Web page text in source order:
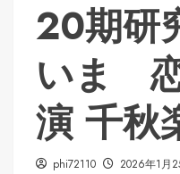
20期研
いま
演 千秋
phi72110 2026年1月